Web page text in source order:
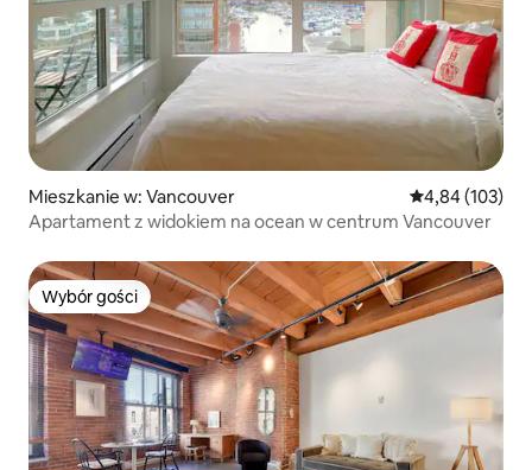
Mieszkanie w: Vancouver Średnia
4,84 (103)
Apartament z widokiem na ocean w centrum Vancouver
Wybór gości
Wybór gości